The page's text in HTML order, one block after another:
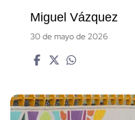
Miguel Vázquez
30 de mayo de 2026